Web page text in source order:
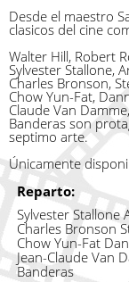
Desde el maestro
clasicos del cine
Walter Hill, Robert
Sylvester Stallone,
Charles Bronson,
Chow Yun-Fat,
Claude Van
Banderas son
septimo arte.
Únicamente
Reparto:
Sylvester Stallone
Charles Bronson
Chow Yun-Fat
Jean-Claude Van
Banderas